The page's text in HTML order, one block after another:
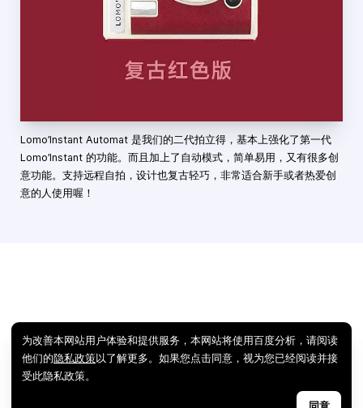
Lomo’Instant Automat 是我们的二代拍立得，基本上强化了第一代
Lomo’Instant 的功能。而且加上了自动模式，简单易用，又有很多创
意功能。支持远程自拍，设计也复古轻巧，非常适合新手或者热爱创
意的人使用喔！
为改善本网站用户体验和提供服务，本网站将使用百度分析，请阅读
他们的隐私政策以了解更多。如果您点击同意，视为您已经阅读并接
受此隐私政策。